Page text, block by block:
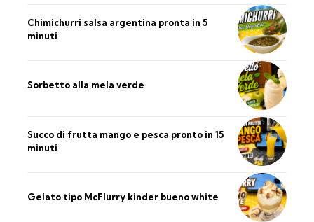
Chimichurri salsa argentina pronta in 5
minuti
Sorbetto alla mela verde
Succo di frutta mango e pesca pronto in 15
minuti
Gelato tipo McFlurry kinder bueno white